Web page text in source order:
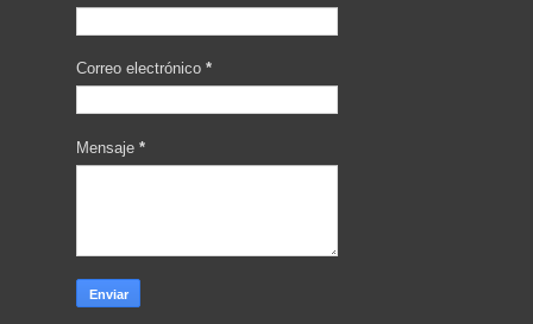
Correo electrónico *
Mensaje *